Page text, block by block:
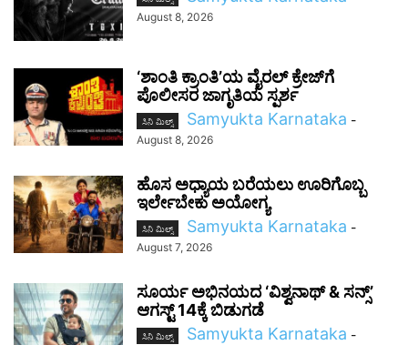
August 8, 2026
‘ಶಾಂತಿ ಕ್ರಾಂತಿ’ಯ ವೈರಲ್ ಕ್ರೇಜ್‌ಗೆ
ಪೊಲೀಸರ ಜಾಗೃತಿಯ ಸ್ಪರ್ಶ
ಸಿನಿ ಮಿಲ್ಸ್ Samyukta Karnataka -
August 8, 2026
ಹೊಸ ಅಧ್ಯಾಯ ಬರೆಯಲು ಊರಿಗೊಬ್ಬ
ಇರ್ಲೇಬೇಕು ಅಯೋಗ್ಯ
ಸಿನಿ ಮಿಲ್ಸ್ Samyukta Karnataka -
August 7, 2026
ಸೂರ್ಯ ಅಭಿನಯದ ‘ವಿಶ್ವನಾಥ್ & ಸನ್ಸ್’
ಆಗಸ್ಟ್ 14ಕ್ಕೆ ಬಿಡುಗಡೆ
ಸಿನಿ ಮಿಲ್ಸ್ Samyukta Karnataka -